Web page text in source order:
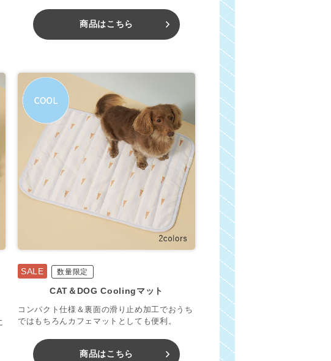
商品はこちら
SALE 数量限定
CAT＆DOG Coolingマット
コンパクト仕様＆裏面の滑り止め加工でおうち
ではもちろんカフェマットとしても便利。
商品はこちら